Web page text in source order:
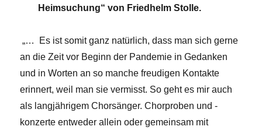
Heimsuchung“ von Friedhelm Stolle.
„… Es ist somit ganz natürlich, dass man sich gerne
an die Zeit vor Beginn der Pandemie in Gedanken
und in Worten an so manche freudigen Kontakte
erinnert, weil man sie vermisst. So geht es mir auch
als langjährigem Chorsänger. Chorproben und -
konzerte entweder allein oder gemeinsam mit